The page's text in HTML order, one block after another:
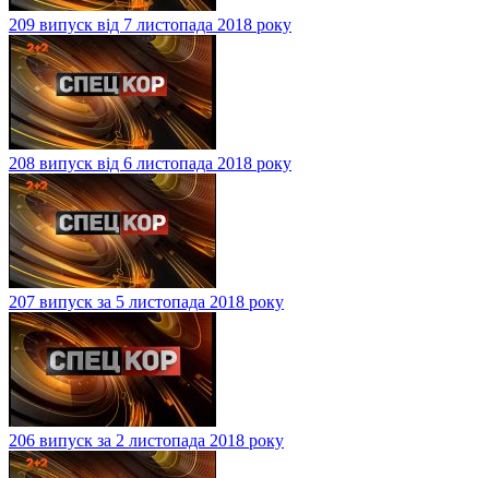
209 випуск від 7 листопада 2018 року
208 випуск від 6 листопада 2018 року
207 випуск за 5 листопада 2018 року
206 випуск за 2 листопада 2018 року